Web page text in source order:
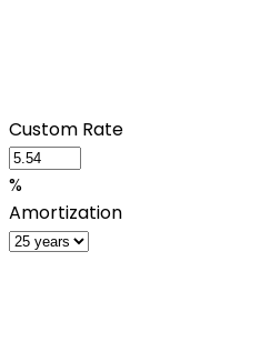
Custom Rate
%
Amortization